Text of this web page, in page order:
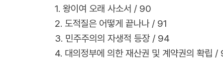
1. 왕이여 오래 사소서 / 90
2. 도적질은 어떻게 끝나나 / 91
3. 민주주의의 자생적 등장 / 94
4. 대의정부에 의한 재산권 및 계약권의 확립